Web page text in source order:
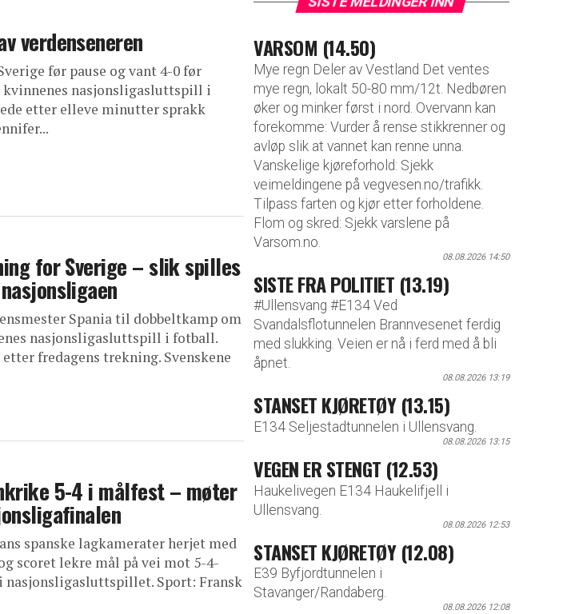
verdenseneren
før pause og vant 4-0 før
nasjonsligasluttspill i
etter elleve minutter sprakk
for Sverige – slik spilles
Spania til dobbeltkamp om
nasjonsligasluttspill i fotball.
fredagens trekning. Svenskene
5-4 i målfest – møter
spanske lagkamerater herjet med
scoret lekre mål på vei mot 5-4-
nasjonsligasluttspillet. Sport: Fransk
VARSOM (14.50)
Mye regn Deler av Vestland Det ventes
mye regn, lokalt 50-80 mm/12t. Nedbøren
øker og minker først i nord. Overvann kan
forekomme: Vurder å rense stikkrenner og
avløp slik at vannet kan renne unna.
Vanskelige kjøreforhold: Sjekk
veimeldingene på vegvesen.no/trafikk.
Tilpass farten og kjør etter forholdene.
Flom og skred: Sjekk varslene på
Varsom.no.
08.08.2026 14:50
SISTE FRA POLITIET (13.19)
#Ullensvang #E134 Ved
Svandalsflotunnelen Brannvesenet ferdig
med slukking. Veien er nå i ferd med å bli
åpnet.
08.08.2026 13:19
STANSET KJØRETØY (13.15)
E134 Seljestadtunnelen i Ullensvang.
08.08.2026 13:15
VEGEN ER STENGT (12.53)
Haukelivegen E134 Haukelifjell i
Ullensvang.
08.08.2026 12:53
STANSET KJØRETØY (12.08)
E39 Byfjordtunnelen i
Stavanger/Randaberg.
08.08.2026 12:08